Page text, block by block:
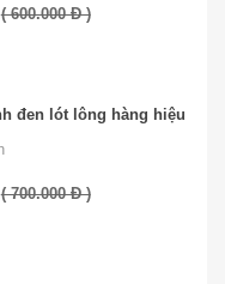
( 600.000 Đ )
đen lót lông hàng hiệu
( 700.000 Đ )